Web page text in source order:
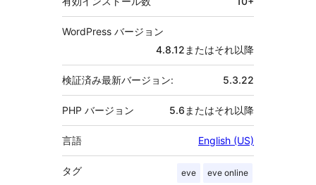
WordPress バージョン
4.8.12またはそれ以降
検証済み最新バージョン: 5.3.22
PHP バージョン 5.6またはそれ以降
言語 English (US)
タグ eve eve online